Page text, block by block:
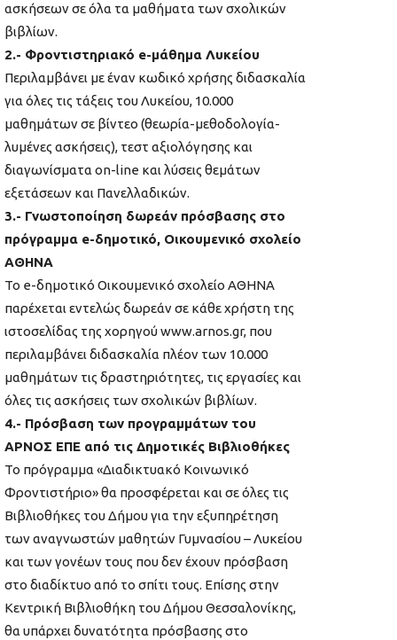
ασκήσεων σε όλα τα μαθήματα των σχολικών
βιβλίων.
2.- Φροντιστηριακό e-μάθημα Λυκείου
Περιλαμβάνει με έναν κωδικό χρήσης διδασκαλία
για όλες τις τάξεις του Λυκείου, 10.000
μαθημάτων σε βίντεο (θεωρία-μεθοδολογία-
λυμένες ασκήσεις), τεστ αξιολόγησης και
διαγωνίσματα on-line και λύσεις θεμάτων
εξετάσεων και Πανελλαδικών.
3.- Γνωστοποίηση δωρεάν πρόσβασης στο
πρόγραμμα e-δημοτικό, Οικουμενικό σχολείο
ΑΘΗΝΑ
Το e-δημοτικό Οικουμενικό σχολείο ΑΘΗΝΑ
παρέχεται εντελώς δωρεάν σε κάθε χρήστη της
ιστοσελίδας της χορηγού www.arnos.gr, που
περιλαμβάνει διδασκαλία πλέον των 10.000
μαθημάτων τις δραστηριότητες, τις εργασίες και
όλες τις ασκήσεις των σχολικών βιβλίων.
4.- Πρόσβαση των προγραμμάτων του
ΑΡΝΟΣ ΕΠΕ από τις Δημοτικές Βιβλιοθήκες
Το πρόγραμμα «Διαδικτυακό Κοινωνικό
Φροντιστήριο» θα προσφέρεται και σε όλες τις
Βιβλιοθήκες του Δήμου για την εξυπηρέτηση
των αναγνωστών μαθητών Γυμνασίου – Λυκείου
και των γονέων τους που δεν έχουν πρόσβαση
στο διαδίκτυο από το σπίτι τους. Επίσης στην
Κεντρική Βιβλιοθήκη του Δήμου Θεσσαλονίκης,
θα υπάρχει δυνατότητα πρόσβασης στο